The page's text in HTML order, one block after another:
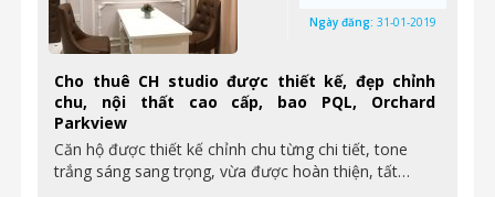
Cho thuê CH studio được thiết kế, đẹp chỉnh
chu, nội thất cao cấp, bao PQL, Orchard
Parkview
Căn hộ được thiết kế chỉnh chu từng chi tiết, tone
trắng sáng sang trọng, vừa được hoàn thiện, tất…
Ngày đăng: 31-01-2019